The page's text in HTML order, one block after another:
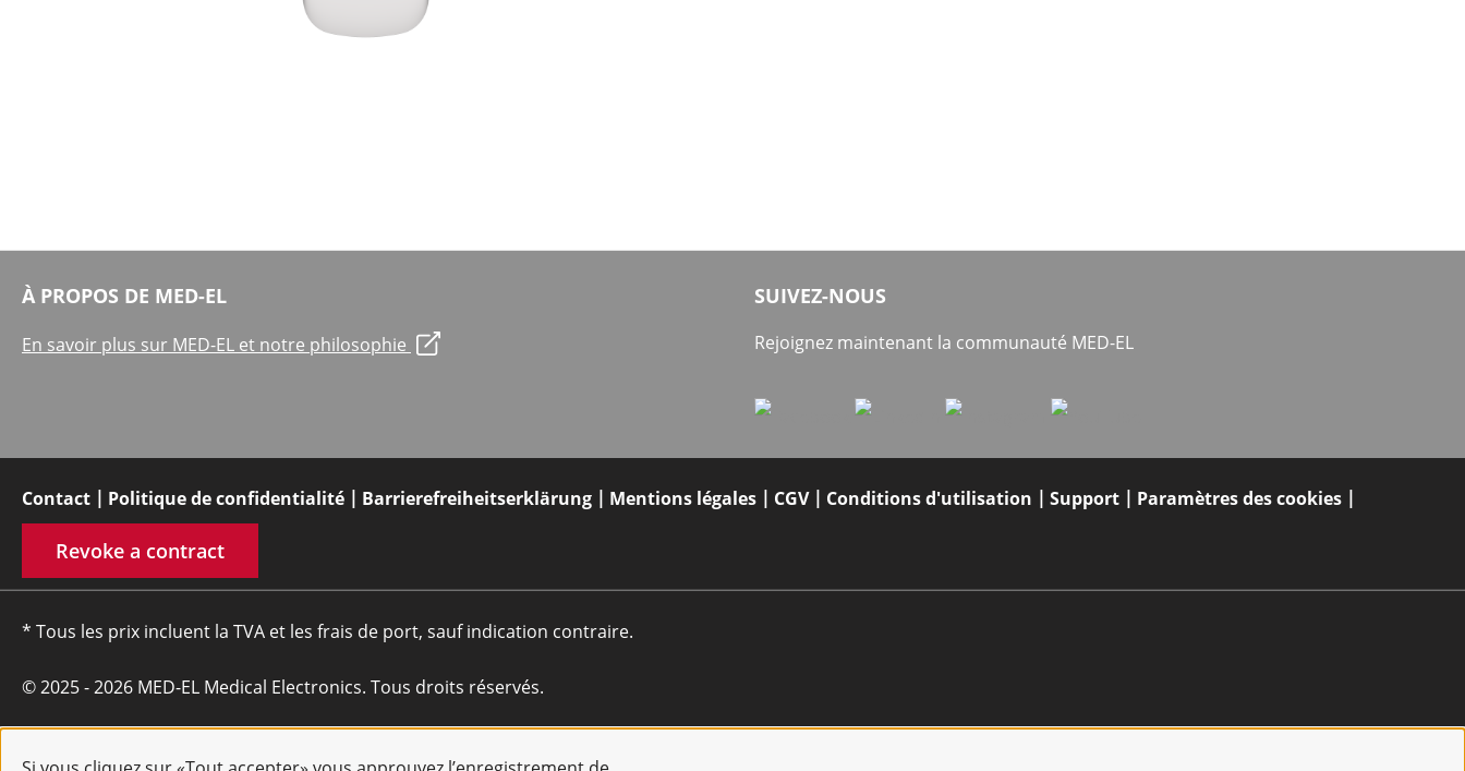
À PROPOS DE MED-EL
En savoir plus sur MED-EL et notre philosophie
SUIVEZ-NOUS
Rejoignez maintenant la communauté MED-EL
Contact Politique de confidentialité Barrierefreiheitserklärung Mentions légales CGV Conditions d'utilisation Support Paramètres des cookies
Revoke a contract
* Tous les prix incluent la TVA et les frais de port, sauf indication contraire.
© 2025 - 2026 MED-EL Medical Electronics. Tous droits réservés.